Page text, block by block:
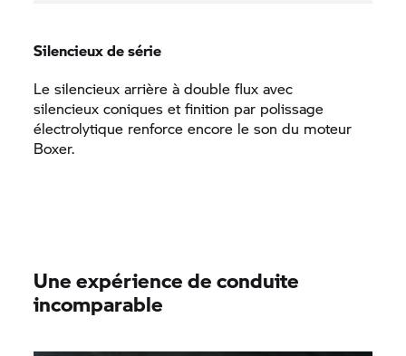
Silencieux de série
Le silencieux arrière à double flux avec
silencieux coniques et finition par polissage
électrolytique renforce encore le son du moteur
Boxer.
Une expérience de conduite
incomparable